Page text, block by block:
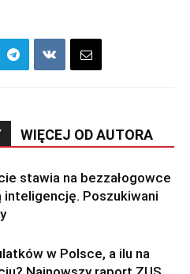
WIĘCEJ OD AUTORA
stawia na bezzałogowce
inteligencję. Poszukiwani
w Polsce, a ilu na